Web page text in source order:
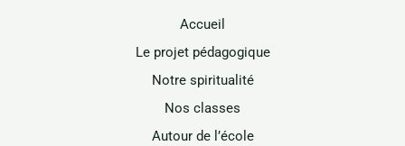
Accueil
Le projet pédagogique
Notre spiritualité
Nos classes
Autour de l’école